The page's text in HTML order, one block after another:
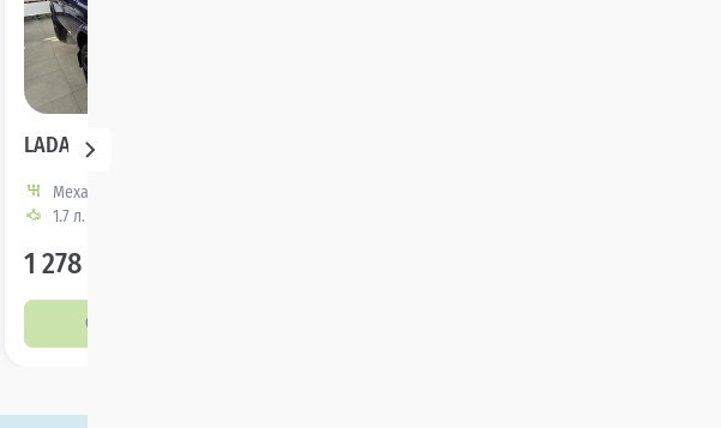
LADA Niva Legend
Механическая
1.7 л.
1 278 000
Снизить цену